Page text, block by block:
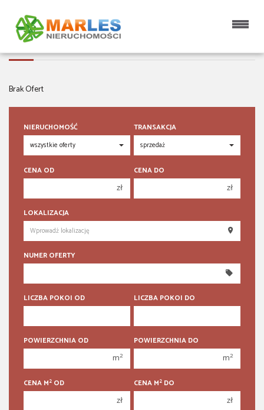
OBIEKTY NA SPRZEDAŻ
Brak Ofert
NIERUCHOMOŚĆ TRANSAKCJA
CENA OD
zł
200 000 zł
250 000 zł
300 000 zł
400 000 zł
CENA DO
zł
200 000 zł
250 000 zł
400 000 zł
LOKALIZACJA
NUMER OFERTY
LICZBA POKOI OD
2 pokoje
3 pokoje
4 pokoje
LICZBA POKOI DO
2 pokoje
3 pokoje
4 pokoje
POWIERZCHNIA OD
m2
POWIERZCHNIA DO
m2
CENA M2 OD
zł
CENA M2 DO
zł